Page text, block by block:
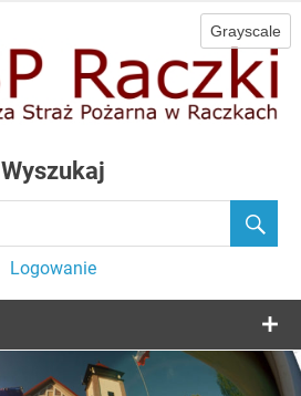
OSP Raczki
Wyszukaj
Logowanie